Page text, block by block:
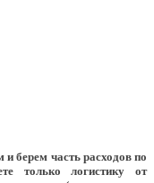
берем часть расходов по
только логистику от